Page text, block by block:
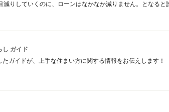
減りしていくのに、ローンはなかなか減りません。となる
し ガイド
たガイドが、上手な住まい方に関する情報をお伝えします！